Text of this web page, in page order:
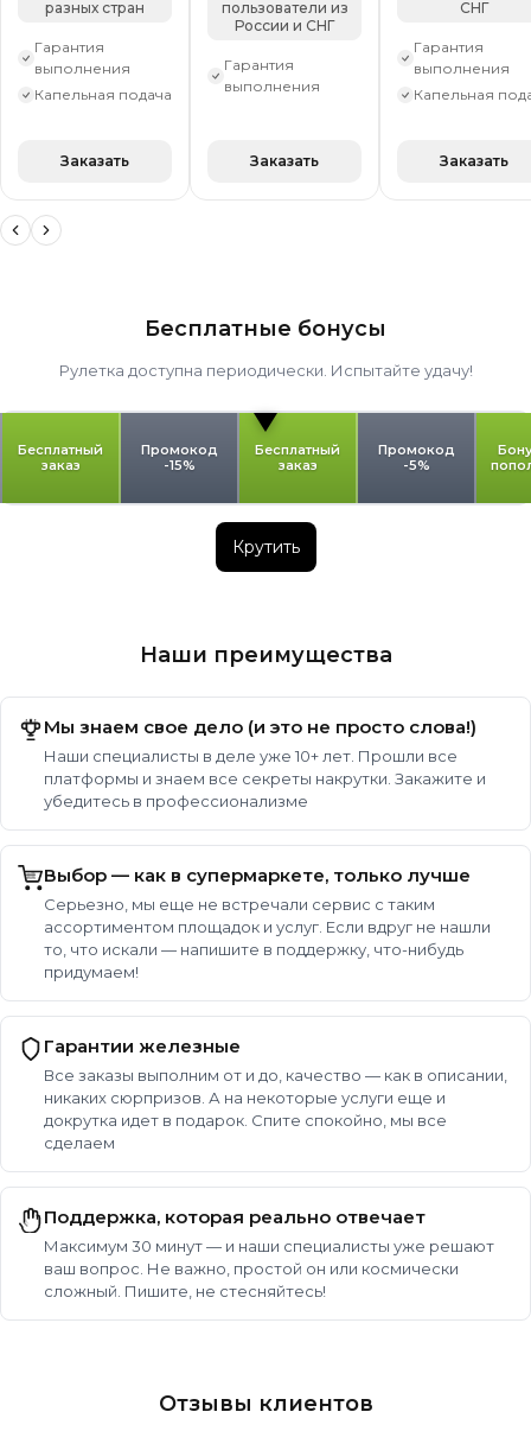
разных стран
Гарантия
выполнения
Капельная подача
Заказать
пользователи из
России и СНГ
Гарантия
выполнения
Заказать
СНГ
Гарантия
выполнения
Капельная
Заказать
Бесплатные бонусы
Рулетка доступна периодически. Испытайте удачу!
Бесплатный
заказ
Промокод
-15%
Бесплатный
заказ
Промокод
-5%
Крутить
Наши преимущества
Мы знаем свое дело (и это не просто слова!)
Наши специалисты в деле уже 10+ лет. Прошли все
платформы и знаем все секреты накрутки. Закажите и
убедитесь в профессионализме
Выбор — как в супермаркете, только лучше
Серьезно, мы еще не встречали сервис с таким
ассортиментом площадок и услуг. Если вдруг не нашли
то, что искали — напишите в поддержку, что-нибудь
придумаем!
Гарантии железные
Все заказы выполним от и до, качество — как в описании,
никаких сюрпризов. А на некоторые услуги еще и
докрутка идет в подарок. Спите спокойно, мы все
сделаем
Поддержка, которая реально отвечает
Максимум 30 минут — и наши специалисты уже решают
ваш вопрос. Не важно, простой он или космически
сложный. Пишите, не стесняйтесь!
Отзывы клиентов